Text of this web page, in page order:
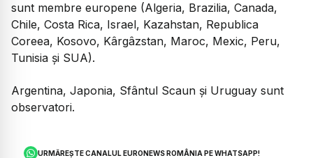
sunt membre europene (Algeria, Brazilia, Canada,
Chile, Costa Rica, Israel, Kazahstan, Republica
Coreea, Kosovo, Kârgâzstan, Maroc, Mexic, Peru,
Tunisia și SUA).
Argentina, Japonia, Sfântul Scaun și Uruguay sunt
observatori.
URMĂREȘTE CANALUL EURONEWS ROMÂNIA PE WHATSAPP!